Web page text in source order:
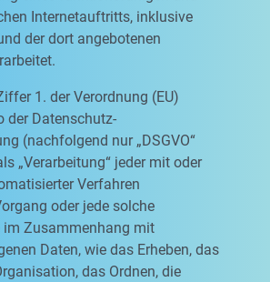
Internetauftritts, inklusive
der dort angebotenen
1. der Verordnung (EU)
der Datenschutz-
(nachfolgend nur „DSGVO“
„Verarbeitung“ jeder mit oder
Verfahren
oder jede solche
im Zusammenhang mit
Daten, wie das Erheben, das
das Ordnen, die